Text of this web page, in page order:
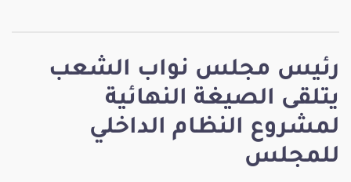
رئيس مجلس نواب الشعب
يتلقى الصيغة النهائية
لمشروع النظام الداخلي
للمجلس